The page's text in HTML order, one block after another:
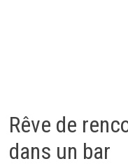
Rêve de
dans un bar